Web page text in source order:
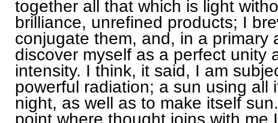
together all that which is light
brilliance, unrefined products; I
conjugate them, and, in a primary
discover myself as a perfect unity
intensity. I think, it said, I am
powerful radiation; a sun using all
night, as well as to make itself
point where thought joins with me